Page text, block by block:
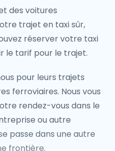
des voitures
trajet en taxi sûr,
réserver votre taxi
le tarif pour le trajet.
pour leurs trajets
ferroviaires. Nous vous
rendez-vous dans le
ou autre
passe dans une autre
frontière.